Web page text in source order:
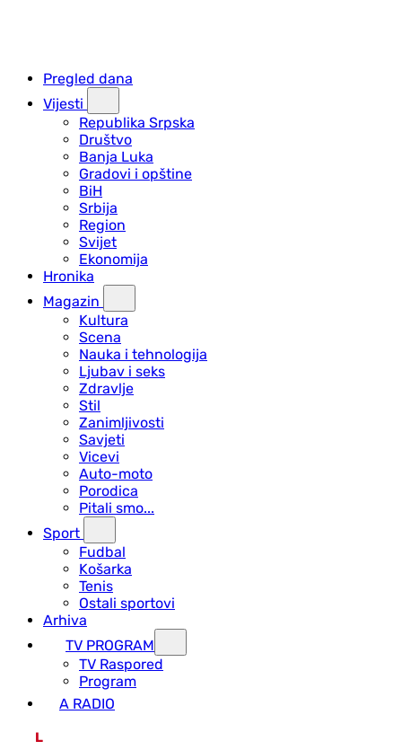
Pregled dana
Vijesti
Republika Srpska
Društvo
Banja Luka
Gradovi i opštine
BiH
Srbija
Region
Svijet
Ekonomija
Hronika
Magazin
Kultura
Scena
Nauka i tehnologija
Ljubav i seks
Zdravlje
Stil
Zanimljivosti
Savjeti
Vicevi
Auto-moto
Porodica
Pitali smo...
Sport
Fudbal
Košarka
Tenis
Ostali sportovi
Arhiva
TV PROGRAM
ТV Raspored
Program
A RADIO
L